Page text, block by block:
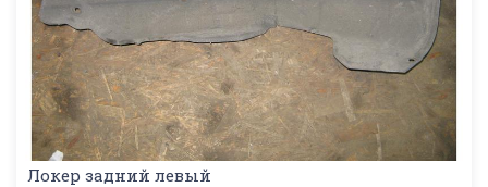
Локер задний левый